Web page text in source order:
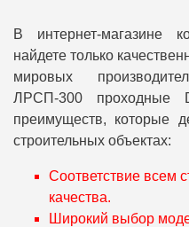
В интернет-магазине
найдете только
мировых
ЛРСП-300 проходные
преимуществ, которые
строительных объектах:
Соответствие всем
качества.
Широкий выбор